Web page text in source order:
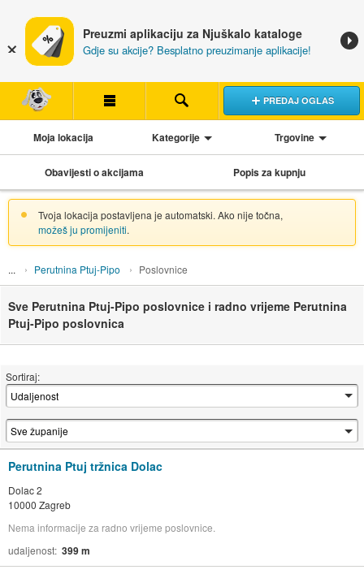
Preuzmi aplikaciju za Njuškalo kataloge
Gdje su akcije? Besplatno preuzimanje aplikacije!
PREDAJ OGLAS
Moja lokacija Kategorije Trgovine
Obavijesti o akcijama Popis za kupnju
Tvoja lokacija postavljena je automatski. Ako nije točna,
možeš ju promijeniti.
Perutnina Ptuj-Pipo Poslovnice
Sve Perutnina Ptuj-Pipo poslovnice i radno vrijeme Perutnina
Ptuj-Pipo poslovnica
Sortiraj:
Perutnina Ptuj tržnica Dolac
Dolac 2
10000 Zagreb
Nema informacije za radno vrijeme poslovnice.
udaljenost 399 m